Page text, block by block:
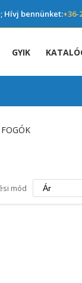
; Hívj bennünket:+36-
GYIK
FOGÓK
mód